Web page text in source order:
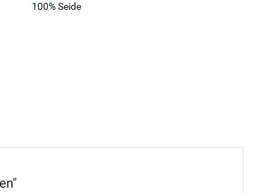
100% Seide